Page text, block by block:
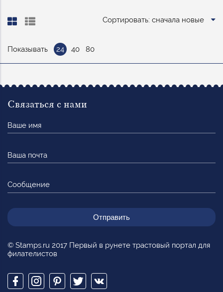
Сортировать: сначала новые
Показывать 24 40 80
© Stamps.ru 2017 Первый в рунете трастовый портал для
филателистов
Связаться с нами
имя
почта
Сообщение